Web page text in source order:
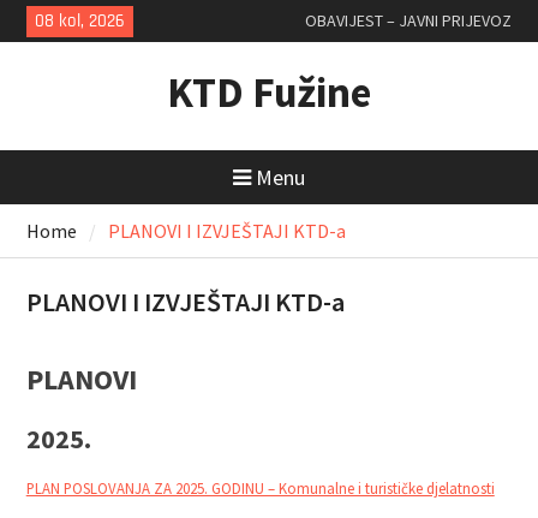
Skip
to
08 kol, 2026 OBAVIJEST – JAVNI PRIJEVOZ
KTD Fužine
Menu
Home PLANOVI I IZVJEŠTAJI KTD-a
PLANOVI I IZVJEŠTAJI KTD-a
PLANOVI
2025.
PLAN POSLOVANJA ZA 2025. GODINU – Komunalne i turističke djelatnosti